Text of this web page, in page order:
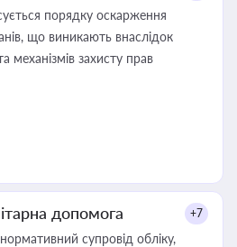
порядку оскарження
що виникають внаслідок
механізмів захисту прав
допомога +7
супровід обліку,